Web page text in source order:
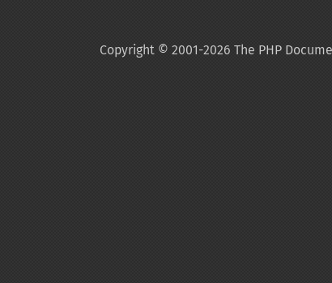
Copyright © 2001-2026 The PHP